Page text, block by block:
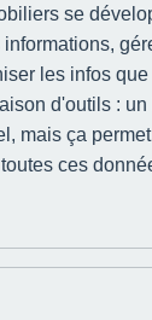
se
les infos
d'outils :
mais ça
ces